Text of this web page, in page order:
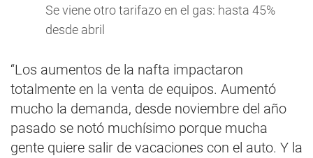
Se viene otro tarifazo en el gas: hasta 45%
desde abril
“Los aumentos de la nafta impactaron
totalmente en la venta de equipos. Aumentó
mucho la demanda, desde noviembre del año
pasado se notó muchísimo porque mucha
gente quiere salir de vacaciones con el auto. Y la